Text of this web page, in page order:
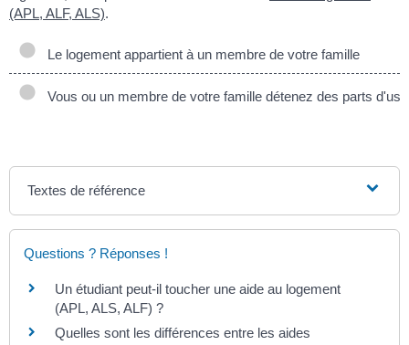
(APL, ALF, ALS).
Le logement appartient à un membre de votre famille
Vous ou un membre de votre famille détenez des parts
Textes de référence
Questions ? Réponses !
Un étudiant peut-il toucher une aide au logement
(APL, ALS, ALF) ?
Quelles sont les différences entre les aides